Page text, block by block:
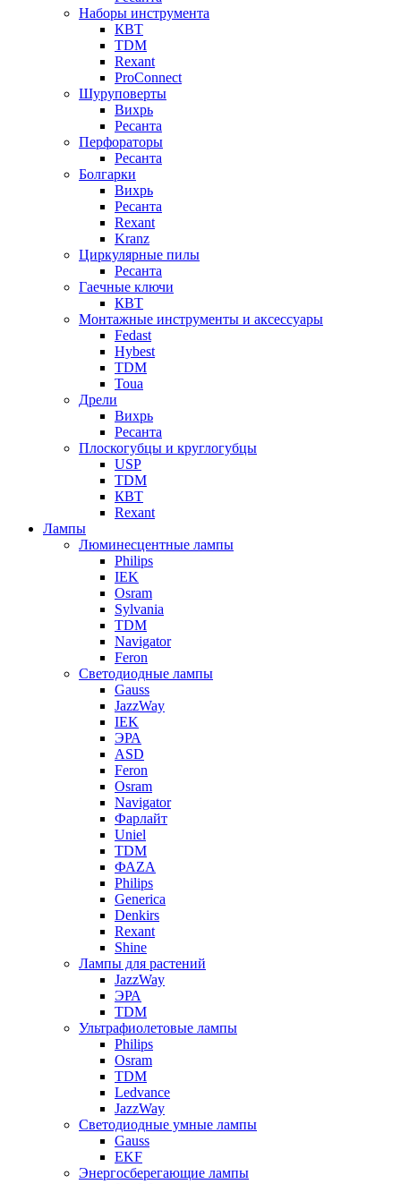
Наборы инструмента
КВТ
TDM
Rexant
ProConnect
Шуруповерты
Вихрь
Ресанта
Перфораторы
Ресанта
Болгарки
Вихрь
Ресанта
Rexant
Kranz
Циркулярные пилы
Ресанта
Гаечные ключи
КВТ
Монтажные инструменты и аксессуары
Fedast
Hybest
TDM
Toua
Дрели
Вихрь
Ресанта
Плоскогубцы и круглогубцы
USP
TDM
КВТ
Rexant
Лампы
Люминесцентные лампы
Philips
IEK
Osram
Sylvania
TDM
Navigator
Feron
Светодиодные лампы
Gauss
JazzWay
IEK
ЭРА
ASD
Feron
Osram
Navigator
Фарлайт
Uniel
TDM
ФАZА
Philips
Generica
Denkirs
Rexant
Shine
Лампы для растений
JazzWay
ЭРА
TDM
Ультрафиолетовые лампы
Philips
Osram
TDM
Ledvance
JazzWay
Светодиодные умные лампы
Gauss
EKF
Энергосберегающие лампы